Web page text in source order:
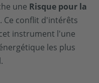
une Risque pour la
. Ce conflit d'intérêts
instrument l'une
les plus